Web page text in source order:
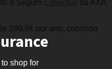
shop for
o Seguro Essential
da AXA
299,9€ por ano, cobrindo